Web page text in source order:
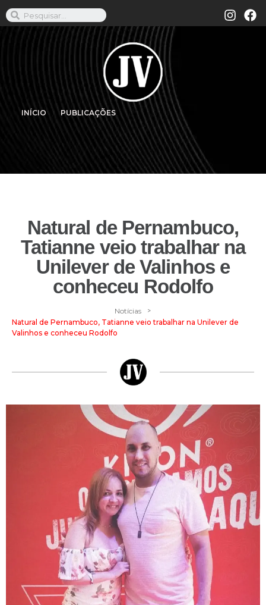
INÍCIO PUBLICAÇÕES
Natural de Pernambuco,
Tatianne veio trabalhar na
Unilever de Valinhos e
conheceu Rodolfo
Notícias >
Natural de Pernambuco, Tatianne veio trabalhar na Unilever de
Valinhos e conheceu Rodolfo